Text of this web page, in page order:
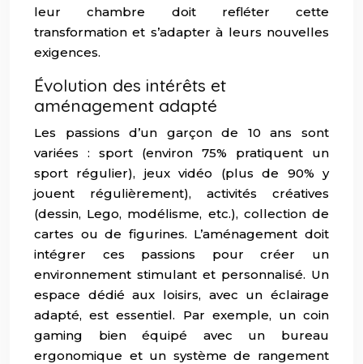
leur chambre doit refléter cette
transformation et s’adapter à leurs nouvelles
exigences.
Évolution des intérêts et
aménagement adapté
Les passions d’un garçon de 10 ans sont
variées : sport (environ 75% pratiquent un
sport régulier), jeux vidéo (plus de 90% y
jouent régulièrement), activités créatives
(dessin, Lego, modélisme, etc.), collection de
cartes ou de figurines. L’aménagement doit
intégrer ces passions pour créer un
environnement stimulant et personnalisé. Un
espace dédié aux loisirs, avec un éclairage
adapté, est essentiel. Par exemple, un coin
gaming bien équipé avec un bureau
ergonomique et un système de rangement